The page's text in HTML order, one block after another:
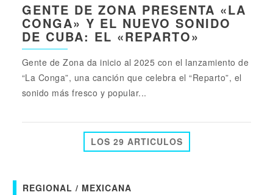
GENTE DE ZONA PRESENTA «LA
CONGA» Y EL NUEVO SONIDO
DE CUBA: EL «REPARTO»
Gente de Zona da inicio al 2025 con el lanzamiento de
“La Conga”, una canción que celebra el “Reparto”, el
sonido más fresco y popular...
LOS 29 ARTICULOS
REGIONAL / MEXICANA